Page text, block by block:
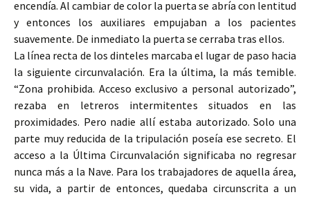
encendía. Al cambiar de color la puerta se abría con lentitud
y entonces los auxiliares empujaban a los pacientes
suavemente. De inmediato la puerta se cerraba tras ellos.
La línea recta de los dinteles marcaba el lugar de paso hacia
la siguiente circunvalación. Era la última, la más temible.
“Zona prohibida. Acceso exclusivo a personal autorizado”,
rezaba en letreros intermitentes situados en las
proximidades. Pero nadie allí estaba autorizado. Solo una
parte muy reducida de la tripulación poseía ese secreto. El
acceso a la Última Circunvalación significaba no regresar
nunca más a la Nave. Para los trabajadores de aquella área,
su vida, a partir de entonces, quedaba circunscrita a un